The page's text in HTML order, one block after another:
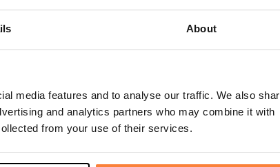
About
media features and to analyse our traffic. We also
and analytics partners who may combine it with
from your use of their services.